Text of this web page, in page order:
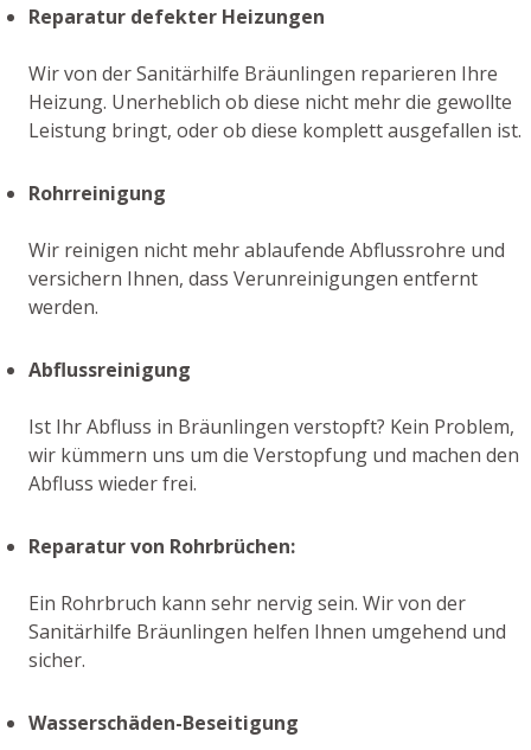
Reparatur defekter Heizungen
Wir von der Sanitärhilfe Bräunlingen reparieren Ihre
Heizung. Unerheblich ob diese nicht mehr die gewollte
Leistung bringt, oder ob diese komplett ausgefallen ist.
Rohrreinigung
Wir reinigen nicht mehr ablaufende Abflussrohre und
versichern Ihnen, dass Verunreinigungen entfernt
werden.
Abflussreinigung
Ist Ihr Abfluss in Bräunlingen verstopft? Kein Problem,
wir kümmern uns um die Verstopfung und machen den
Abfluss wieder frei.
Reparatur von Rohrbrüchen:
Ein Rohrbruch kann sehr nervig sein. Wir von der
Sanitärhilfe Bräunlingen helfen Ihnen umgehend und
sicher.
Wasserschäden-Beseitigung